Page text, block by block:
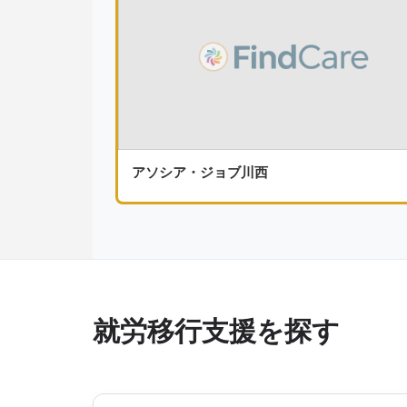
アソシア・ジョブ川西
就労移行支援を探す